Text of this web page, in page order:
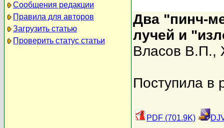
Сообщения редакции
Правила для авторов
Загрузить статью
Проверить статус статьи
Два "пинч-
лучей и
Власов В.П.,
Поступила в
PDF (701.9K)